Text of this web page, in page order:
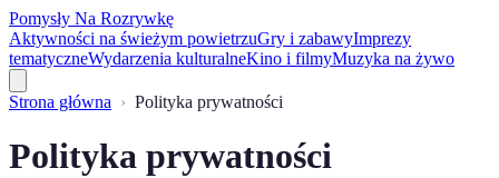
Pomysły Na Rozrywkę
Aktywności na świeżym powietrzuGry i zabawyImprezy
tematyczneWydarzenia kulturalneKino i filmyMuzyka na żywo
Strona główna Polityka prywatności
Polityka prywatności